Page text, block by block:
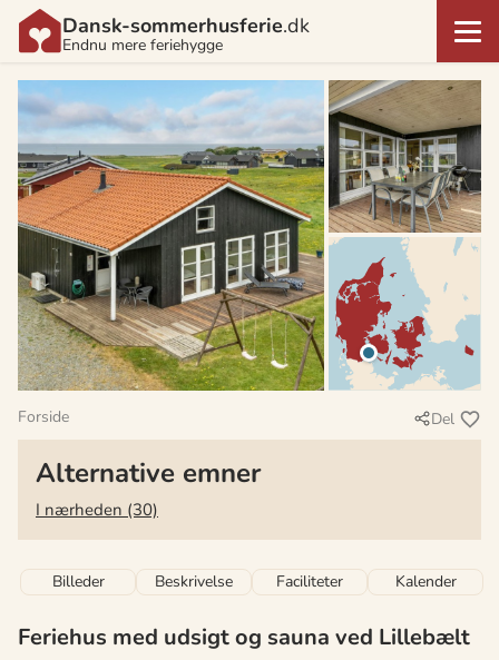
Dansk-sommerhusferie.dk
Endnu mere feriehygge
Forside Del
Alternative emner
I nærheden (30)
Billeder Beskrivelse Faciliteter Kalender
Feriehus med udsigt og sauna ved Lillebælt